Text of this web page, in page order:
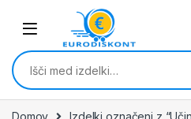
Skip to navigation
Išči:
Domov Izdelki označeni z